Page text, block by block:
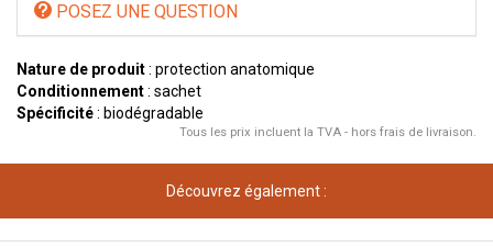
POSEZ UNE QUESTION
Nature de produit: protection anatomique
Conditionnement: sachet
Spécificité: biodégradable
Tous les prix incluent la TVA - hors frais de livraison.
Découvrez également :